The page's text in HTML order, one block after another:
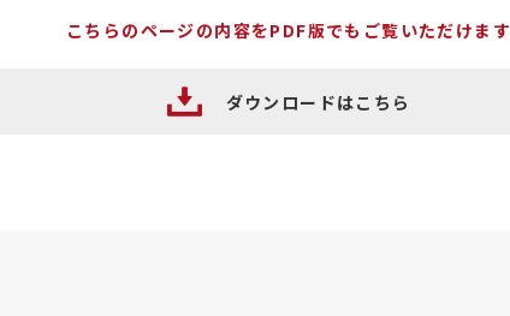
こちらのページの内容をPDF版でもご覧いただけます
ダウンロードはこちら